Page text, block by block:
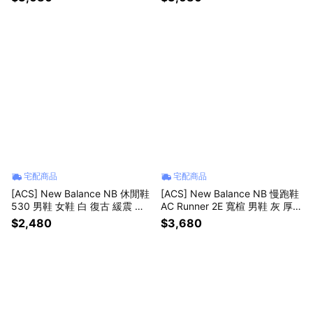
宅配商品
[ACS] New Balance NB 休閒鞋
530 男鞋 女鞋 白 復古 緩震 紐
巴倫 U530KLB-D
$2,480
宅配商品
[ACS] New Balance NB 慢跑鞋
AC Runner 2E 寬楦 男鞋 灰 厚
底 緩衝 運動鞋 MACR161F-2E
$3,680